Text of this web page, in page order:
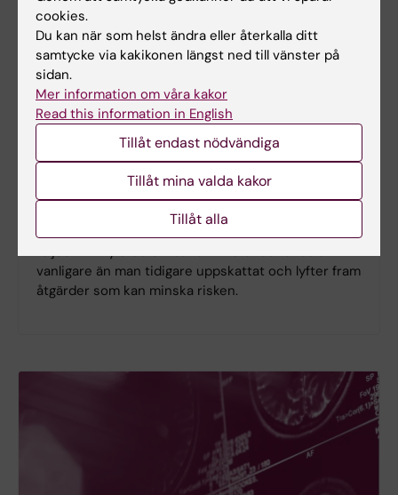
Ny studie
Spädbarnskollaps ovanligt men kan
få allvarliga konsekvenser
Plötslig oväntad spädbarnskollaps under den första
levnadsveckan är ovanligt, men kan få allvarliga
följder. En ny studie visar att tillståndet ändå är
vanligare än man tidigare uppskattat och lyfter fram
åtgärder som kan minska risken.
cookies.
Du kan när som helst ändra eller återkalla ditt
samtycke via kakikonen längst ned till vänster på
sidan.
Mer information om våra kakor
Read this information in English
Tillåt endast nödvändiga
Tillåt mina valda kakor
Tillåt alla